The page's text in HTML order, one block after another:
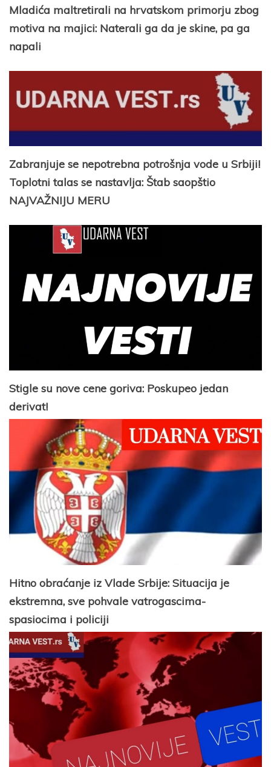
Mladića maltretirali na hrvatskom primorju zbog
motiva na majici: Naterali ga da je skine, pa ga
napali
Zabranjuje se nepotrebna potrošnja vode u Srbiji!
Toplotni talas se nastavlja: Štab saopštio
NAJVAŽNIJU MERU
Stigle su nove cene goriva: Poskupeo jedan
derivat!
Hitno obraćanje iz Vlade Srbije: Situacija je
ekstremna, sve pohvale vatrogascima-
spasiocima i policiji